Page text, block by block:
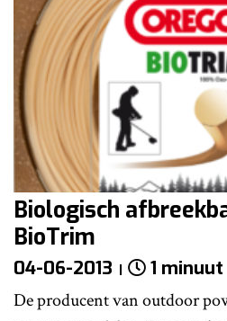
Biologisch
BioTrim
04-06-2013 1 minuut
De producent van outdoor